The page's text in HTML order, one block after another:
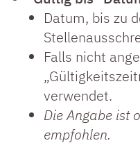
Datum, bis zu
Falls nicht
verwendet.
Die Angabe ist
empfohlen.